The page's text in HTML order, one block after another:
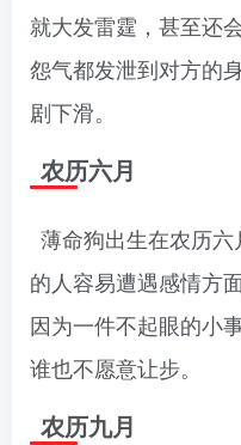
就大发雷霆，甚至还
怨气都发泄到对方的
剧下滑。
农历六月
薄命狗出生在农历
的人容易遭遇感情方
因为一件不起眼的小
谁也不愿意让步。
农历九月